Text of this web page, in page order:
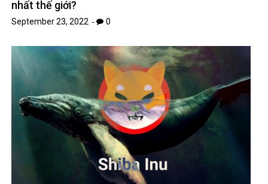
nhất thế giới?
September 23, 2022 0